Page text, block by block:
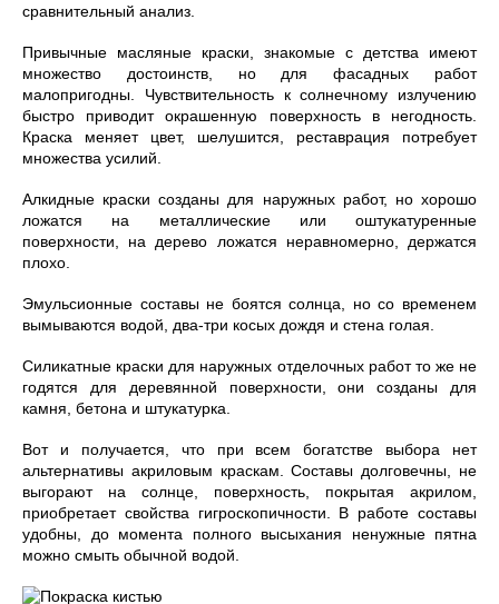
сравнительный анализ.
Привычные масляные краски, знакомые с детства имеют
множество достоинств, но для фасадных работ
малопригодны. Чувствительность к солнечному излучению
быстро приводит окрашенную поверхность в негодность.
Краска меняет цвет, шелушится, реставрация потребует
множества усилий.
Алкидные краски созданы для наружных работ, но хорошо
ложатся на металлические или оштукатуренные
поверхности, на дерево ложатся неравномерно, держатся
плохо.
Эмульсионные составы не боятся солнца, но со временем
вымываются водой, два-три косых дождя и стена голая.
Силикатные краски для наружных отделочных работ то же не
годятся для деревянной поверхности, они созданы для
камня, бетона и штукатурка.
Вот и получается, что при всем богатстве выбора нет
альтернативы акриловым краскам. Составы долговечны, не
выгорают на солнце, поверхность, покрытая акрилом,
приобретает свойства гигроскопичности. В работе составы
удобны, до момента полного высыхания ненужные пятна
можно смыть обычной водой.